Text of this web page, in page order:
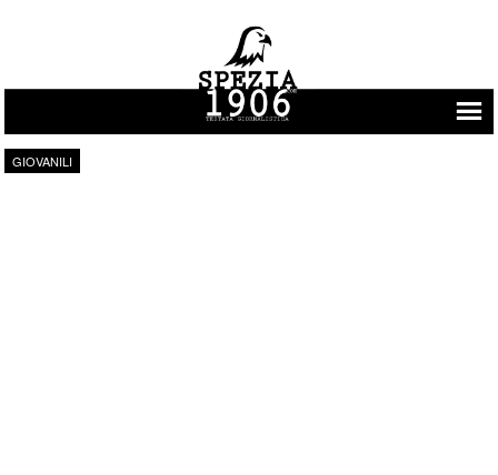
Vai al contenuto
GIOVANILI